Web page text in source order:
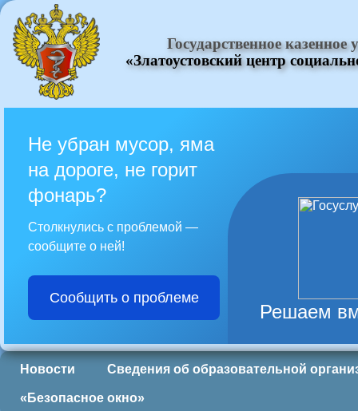
Государственное
«Златоустовский центр
Новости Сведения об образовательной
«Безопасное окно»